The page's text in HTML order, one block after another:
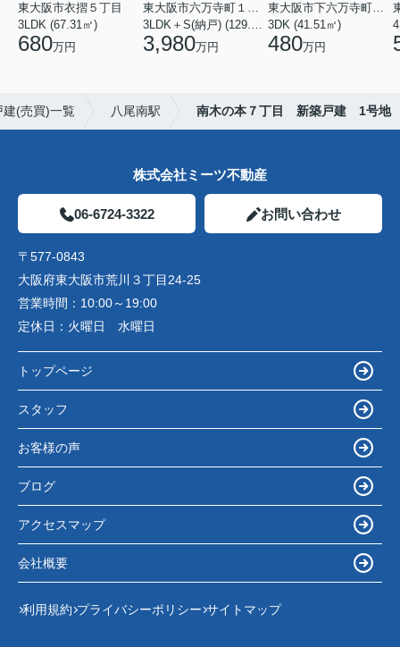
東大阪市衣摺５丁目
3LDK (67.31㎡)
680万円
東大阪市六万寺町１丁目
3LDK＋S(納戸) (129.17㎡)
3,980万円
東大阪市下六万寺町２丁目
3DK (41.51㎡)
480万円
建(売買)一覧 八尾南駅 南木の本７丁目 新築戸建 1号地
株式会社ミーツ不動産
06-6724-3322 お問い合わせ
〒577-0843
大阪府東大阪市荒川３丁目24-25
営業時間： 10:00～19:00
定休日： 火曜日 水曜日
トップページ
スタッフ
お客様の声
ブログ
アクセスマップ
会社概要
利用規約 プライバシーポリシー サイトマップ